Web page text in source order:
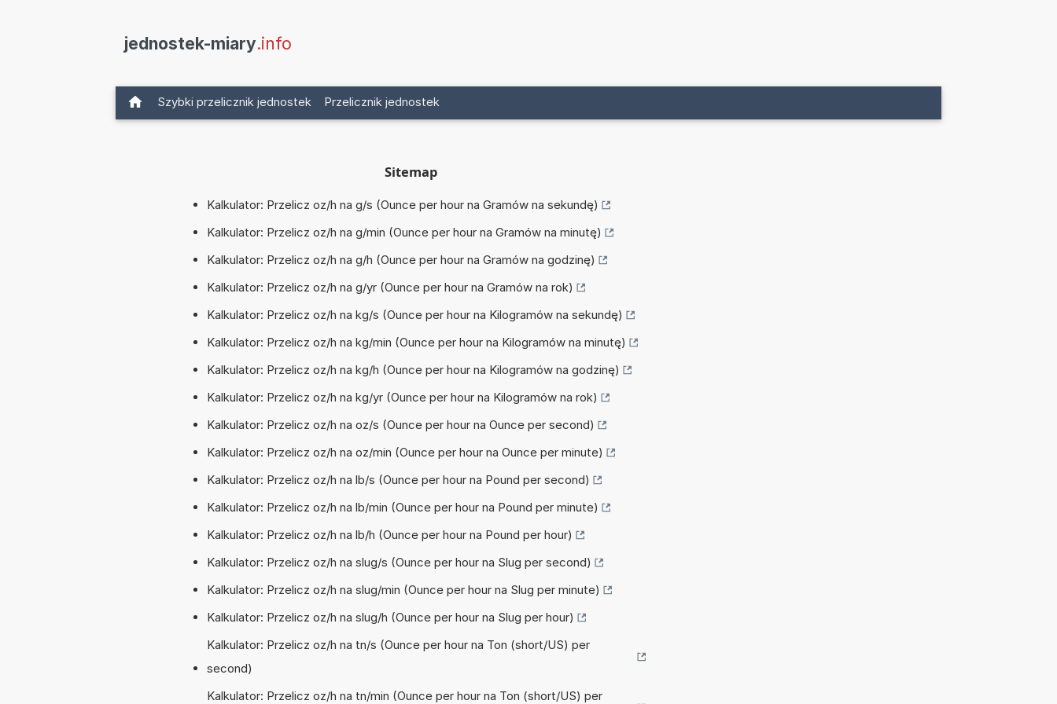
jednostek-miary.info
Szybki przelicznik jednostek Przelicznik jednostek
Sitemap
Kalkulator: Przelicz oz/h na g/s (Ounce per hour na Gramów na sekundę)
Kalkulator: Przelicz oz/h na g/min (Ounce per hour na Gramów na minutę)
Kalkulator: Przelicz oz/h na g/h (Ounce per hour na Gramów na godzinę)
Kalkulator: Przelicz oz/h na g/yr (Ounce per hour na Gramów na rok)
Kalkulator: Przelicz oz/h na kg/s (Ounce per hour na Kilogramów na sekundę)
Kalkulator: Przelicz oz/h na kg/min (Ounce per hour na Kilogramów na minutę)
Kalkulator: Przelicz oz/h na kg/h (Ounce per hour na Kilogramów na godzinę)
Kalkulator: Przelicz oz/h na kg/yr (Ounce per hour na Kilogramów na rok)
Kalkulator: Przelicz oz/h na oz/s (Ounce per hour na Ounce per second)
Kalkulator: Przelicz oz/h na oz/min (Ounce per hour na Ounce per minute)
Kalkulator: Przelicz oz/h na lb/s (Ounce per hour na Pound per second)
Kalkulator: Przelicz oz/h na lb/min (Ounce per hour na Pound per minute)
Kalkulator: Przelicz oz/h na lb/h (Ounce per hour na Pound per hour)
Kalkulator: Przelicz oz/h na slug/s (Ounce per hour na Slug per second)
Kalkulator: Przelicz oz/h na slug/min (Ounce per hour na Slug per minute)
Kalkulator: Przelicz oz/h na slug/h (Ounce per hour na Slug per hour)
Kalkulator: Przelicz oz/h na tn/s (Ounce per hour na Ton (short/US) per
second)
Kalkulator: Przelicz oz/h na tn/min (Ounce per hour na Ton (short/US) per